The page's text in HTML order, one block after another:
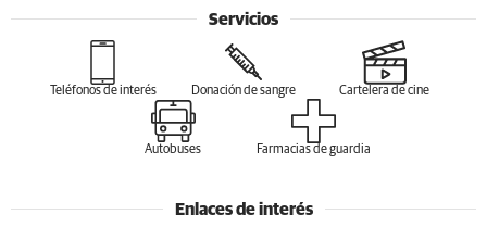
Servicios
Teléfonos de interés Donación de sangre Cartelera de cine
Autobuses Farmacias de guardia
Enlaces de interés